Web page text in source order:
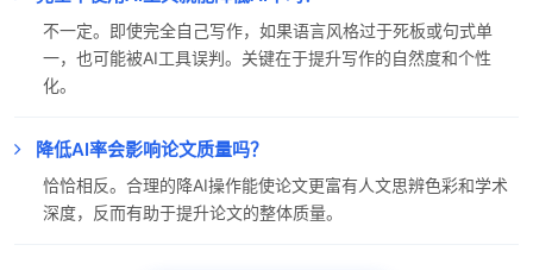
不一定。即使完全自己写作，如果语言风格过于死板或句式单
一，也可能被AI工具误判。关键在于提升写作的自然度和个性
化。
降低AI率会影响论文质量吗？
恰恰相反。合理的降AI操作能使论文更富有人文思辨色彩和学术
深度，反而有助于提升论文的整体质量。